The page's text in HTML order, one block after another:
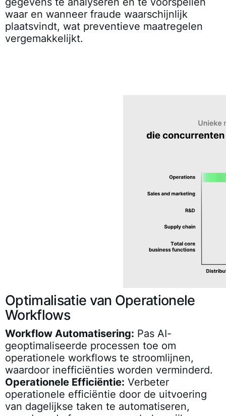
waar en wanneer fraude waarschijnlijk
plaatsvindt, wat preventieve maatregelen
vergemakkelijkt.
Optimalisatie van Operationele
Workflows
Workflow Automatisering: Pas AI-
geoptimaliseerde processen toe om
operationele workflows te stroomlijnen,
waardoor inefficiënties worden verminderd.
Operationele Efficiëntie: Verbeter
operationele efficiëntie door de uitvoering
van dagelijkse taken te automatiseren,